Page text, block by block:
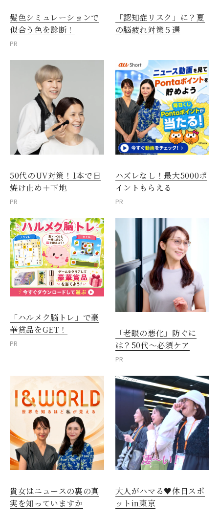
髪色シミュレーションで
似合う色を診断！
PR
「認知症リスク」に？夏
の脳疲れ対策５選
50代のUV対策！1本で日
焼け止め＋下地
PR
ハズレなし！最大5000ポ
イントもらえる
PR
「ハルメク脳トレ」で豪
華賞品をGET！
PR
「老眼の悪化」防ぐに
は？50代～必須ケア
PR
貴女はニュースの裏の真
実を知っていますか
大人がハマる♥休日スポ
ットin東京